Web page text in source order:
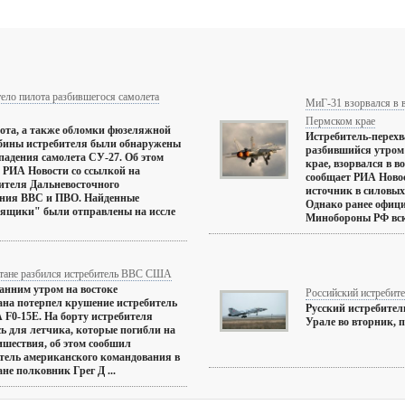
пилота разбившегося самолета
а также обломки фюзеляжной
истребителя были обнаружены
самолета СУ-27. Об этом
РИА Новости со ссылкой на
Дальневосточного
ВВС и ПВО. Найденные
были отправлены на иссле
МиГ-31 взорвался в
Пермском крае
Истребитель-
разбившийся
крае, взорвался в
сообщает РИА
источник в
Однако ранее
Минобороны РФ
разбился истребитель ВВС США
утром на востоке
потерпел крушение истребитель
15E. На борту истребителя
для летчика, которые погибли на
об этом сообшил
американского командования в
полковник Грег Д ...
Российский
Русский
Урале во вторник,